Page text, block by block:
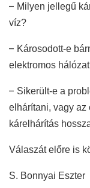
– Milyen jellegű
víz?
– Károsodott-e
elektromos
– Sikerült-e a
elhárítani, vagy az
kárelhárítás
Válaszát előre is
S. Bonnyai Eszter